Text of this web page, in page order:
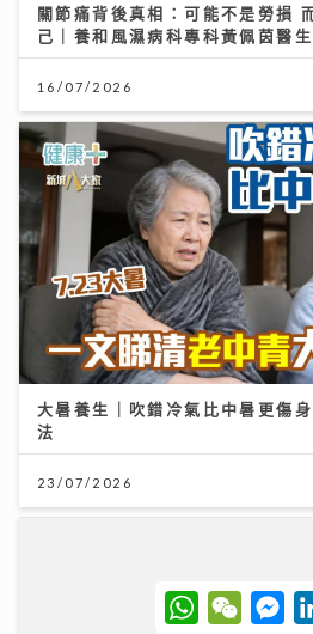
關節痛背後真相：可能不是勞損
己｜養和風濕病科專科黃佩茵醫生
16/07/2026
大暑養生｜吹錯冷氣比中暑更傷
法
23/07/2026
W
h
W
e
M
e